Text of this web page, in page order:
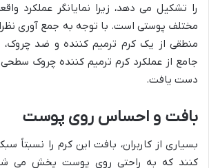
را تشکیل می دهد، زیرا نمایانگر عملکرد
مختلف پوستی است. با توجه به جمع آوری
منطقی از یک کرم ترمیم کننده و ضد
جامع از عملکرد کرم ترمیم کننده چروک
دست یافت.
بافت و احساس روی پوست
بسیاری از کاربران، بافت این کرم را
کنند که به راحتی روی پوست پخش می